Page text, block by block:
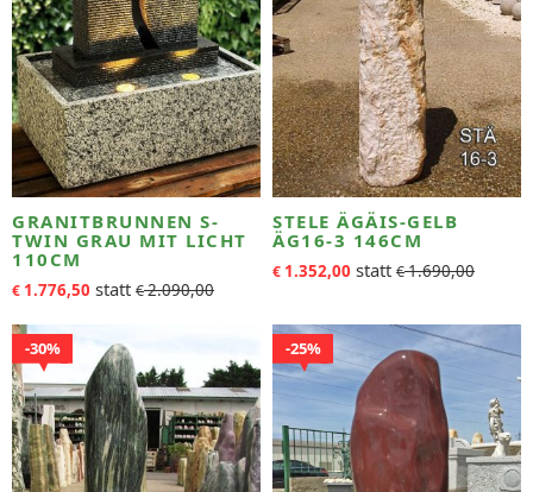
GRANITBRUNNEN S-
TWIN GRAU MIT LICHT
110CM
€ 1.776,50 €2.090,00
STELE ÄGÄIS-GELB
ÄG16-3 146CM
€ 1.352,00 €1.690,00
30% 25%